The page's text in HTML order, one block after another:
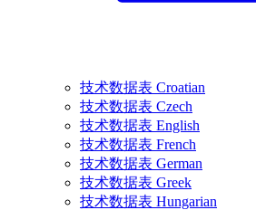
技术数据表 Croatian
技术数据表 Czech
技术数据表 English
技术数据表 French
技术数据表 German
技术数据表 Greek
技术数据表 Hungarian